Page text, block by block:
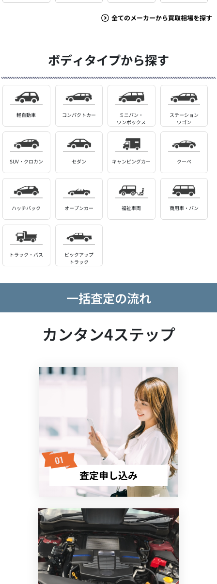
全てのメーカーから買取相場を探す
ボディタイプから探す
軽自動車 コンパクトカー
ミニバン・
ワンボックス
ステーション
ワゴン
SUV・クロカン セダン キャンピングカー クーペ
ハッチバック オープンカー 福祉車両 商用車・バン
トラック・バス
ピックアップ
トラック
一括査定の流れ
カンタン4ステップ
査定申し込み